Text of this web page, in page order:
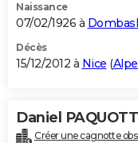
Naissance
07/02/1926 à
Décès
15/12/2012 à Nice (
Daniel
Créer une cagnotte